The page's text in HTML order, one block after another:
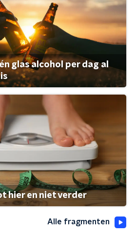
glas alcohol per dag al
hier en niet verder
Alle fragmenten